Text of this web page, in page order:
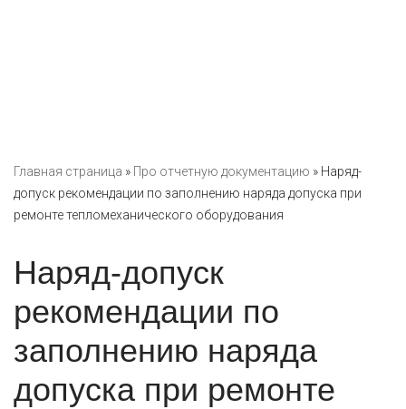
Главная страница » Про отчетную документацию » Наряд-
допуск рекомендации по заполнению наряда допуска при
ремонте тепломеханического оборудования
Наряд-допуск
рекомендации по
заполнению наряда
допуска при ремонте